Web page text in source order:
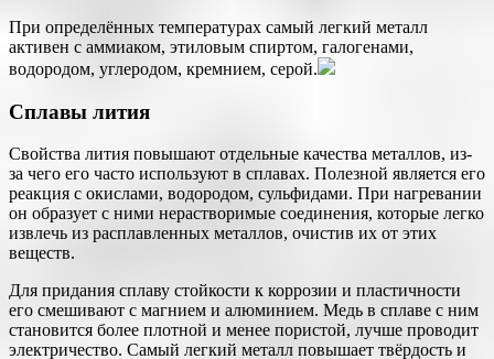
При определённых температурах самый легкий металл
активен с аммиаком, этиловым спиртом, галогенами,
водородом, углеродом, кремнием, серой.
Сплавы лития
Свойства лития повышают отдельные качества металлов, из-
за чего его часто используют в сплавах. Полезной является его
реакция с окислами, водородом, сульфидами. При нагревании
он образует с ними нерастворимые соединения, которые легко
извлечь из расплавленных металлов, очистив их от этих
веществ.
Для придания сплаву стойкости к коррозии и пластичности
его смешивают с магнием и алюминием. Медь в сплаве с ним
становится более плотной и менее пористой, лучше проводит
электричество. Самый легкий металл повышает твёрдость и